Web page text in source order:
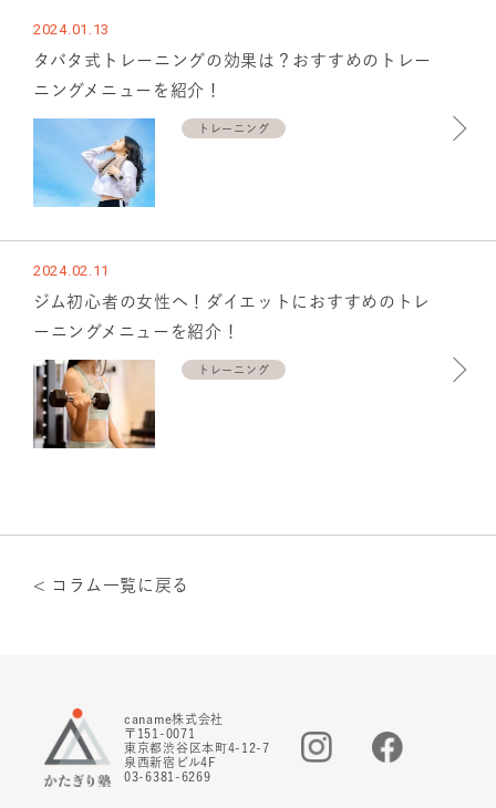
2024.01.13
タバタ式トレーニングの効果は？おすすめのトレー
ニングメニューを紹介！
トレーニング
2024.02.11
ジム初心者の女性へ！ダイエットにおすすめのトレ
ーニングメニューを紹介！
トレーニング
< コラム一覧に戻る
caname株式会社
〒151-0071
東京都渋谷区本町4-12-7
泉西新宿ビル4F
03-6381-6269